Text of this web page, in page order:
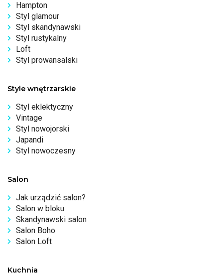
Hampton
Styl glamour
Styl skandynawski
Styl rustykalny
Loft
Styl prowansalski
Style wnętrzarskie
Styl eklektyczny
Vintage
Styl nowojorski
Japandi
Styl nowoczesny
Salon
Jak urządzić salon?
Salon w bloku
Skandynawski salon
Salon Boho
Salon Loft
Kuchnia